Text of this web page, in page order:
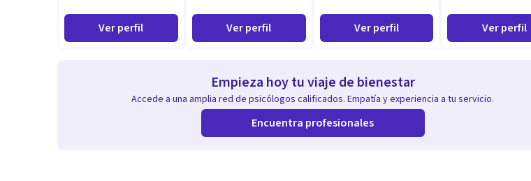
Ver perfil Ver perfil Ver perfil Ver perfil
Empieza hoy tu viaje de bienestar
Accede a una amplia red de psicólogos calificados. Empatía y experiencia a tu servicio.
Encuentra profesionales